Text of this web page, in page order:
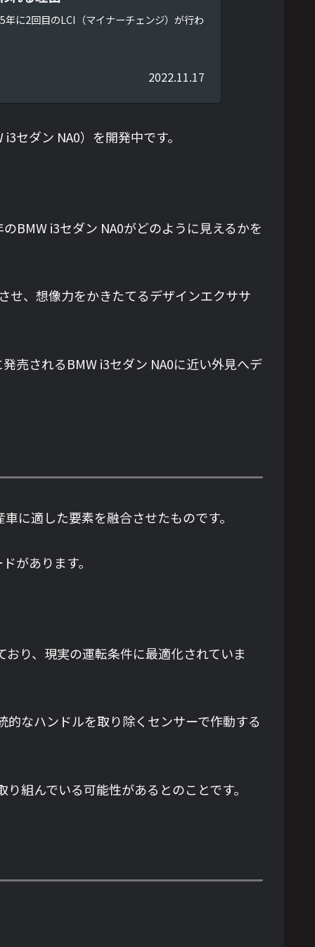
に2回目のLCI（マイナーチェンジ）が行わ
2022.11.17
セダン NA0）を開発中です。
BMW i3セダン NA0がどのように見えるかを
せ、想像力をかきたてるデザインエクササ
売されるBMW i3セダン NA0に近い外見へデ
に適した要素を融合させたものです。
があります。
り、現実の運転条件に最適化されていま
なハンドルを取り除くセンサーで作動する
組んでいる可能性があるとのことです。